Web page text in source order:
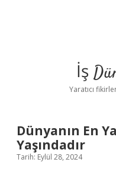
İş
Yaratıcı
Dünyanın En
Yaşındadır
Tarih: Eylül 28, 2024